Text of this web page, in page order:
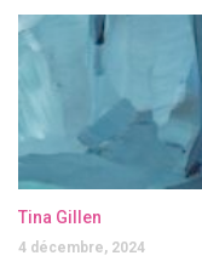
Tina Gillen
4 décembre, 2024